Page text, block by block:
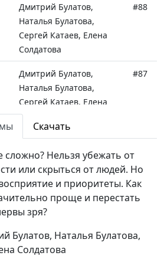
Дмитрий Булатов,
Наталья Булатова,
Сергей Катаев, Елена
Солдатова
#88
Дмитрий Булатов,
Наталья Булатова,
Сергей Катаев, Елена
Солдатова
#87
Дмитрий Булатов,
Наталья Булатова,
Сергей Катаев, Елена
Солдатова
#86
Дмитрий Булатов,
Андрей Карганов,
Милена Закаменных,
Виктория Булатова
Скачать
сложно? Нельзя убежать от
или скрыться от людей. Но
и приоритеты. Как
проще и перестать
зря?
Булатов, Наталья Булатова,
Солдатова